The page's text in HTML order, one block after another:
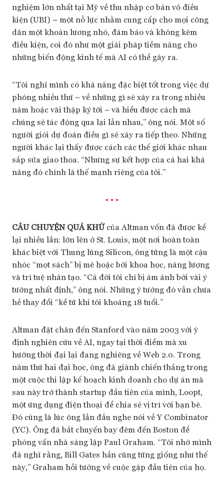
nghiệm lớn nhất tại Mỹ về thu nhập cơ bản vô điều
kiện (UBI) – một nỗ lực nhằm cung cấp cho mọi công
dân một khoản lương nhỏ, đảm bảo và không kèm
điều kiện, coi đó như một giải pháp tiềm năng cho
những biến động kinh tế mà AI có thể gây ra.
“Tôi nghĩ mình có khả năng đặc biệt tốt trong việc dự
phóng nhiều thứ – về những gì sẽ xảy ra trong nhiều
năm hoặc vài thập kỷ tới – và hiểu được cách mà
chúng sẽ tác động qua lại lẫn nhau,” ông nói. Một số
người giỏi dự đoán điều gì sẽ xảy ra tiếp theo. Những
người khác lại thấy được cách các thế giới khác nhau
sắp sửa giao thoa. “Nhưng sự kết hợp của cả hai khả
năng đó chính là thế mạnh riêng của tôi.”
• • •
CÂU CHUYỆN QUÁ KHỨcủa Altman vốn đã được kể
lại nhiều lần: lớn lên ở St. Louis, một nơi hoàn toàn
khác biệt với Thung lũng Silicon, ông từng là một cậu
nhóc “mọt sách” bị mê hoặc bởi khoa học, năng lượng
và trí tuệ nhân tạo. “Cả đời tôi chỉ bị ám ảnh bởi vài ý
tưởng nhất định,” ông nói. Những ý tưởng đó vẫn chưa
hề thay đổi “kể từ khi tôi khoảng 18 tuổi.”
Altman đặt chân đến Stanford vào năm 2003 với ý
định nghiên cứu về AI, ngay tại thời điểm mà xu
hướng thời đại lại đang nghiêng về Web 2.0. Trong
năm thứ hai đại học, ông đã giành chiến thắng trong
một cuộc thi lập kế hoạch kinh doanh cho dự án mà
sau này trở thành startup đầu tiên của mình, Loopt,
một ứng dụng điện thoại để chia sẻ vị trí với bạn bè.
Đó cũng là lúc ông lần đầu nghe nói về Y Combinator
(YC). Ông đã bắt chuyến bay đêm đến Boston để
phỏng vấn nhà sáng lập Paul Graham. “Tôi nhớ mình
đã nghĩ rằng, Bill Gates hẳn cũng từng giống như thế
này,” Graham hồi tưởng về cuộc gặp đầu tiên của họ.